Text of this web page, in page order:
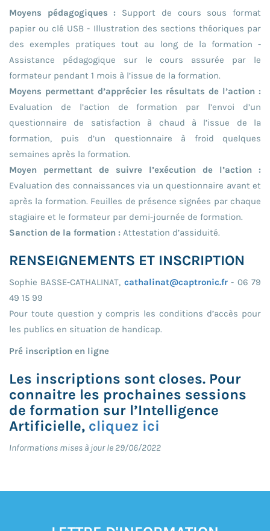
Moyens pédagogiques : Support de cours sous format
papier ou clé USB - Illustration des sections théoriques par
des exemples pratiques tout au long de la formation -
Assistance pédagogique sur le cours assurée par le
formateur pendant 1 mois à l’issue de la formation.
Moyens permettant d’apprécier les résultats de l’action :
Evaluation de l’action de formation par l’envoi d’un
questionnaire de satisfaction à chaud à l’issue de la
formation, puis d’un questionnaire à froid quelques
semaines après la formation.
Moyen permettant de suivre l’exécution de l’action :
Evaluation des connaissances via un questionnaire avant et
après la formation. Feuilles de présence signées par chaque
stagiaire et le formateur par demi-journée de formation.
Sanction de la formation : Attestation d’assiduité.
RENSEIGNEMENTS ET INSCRIPTION
Sophie BASSE-CATHALINAT, cathalinat@captronic.fr- 06 79
49 15 99
Pour toute question y compris les conditions d’accès pour
les publics en situation de handicap.
Pré inscription en ligne
Les inscriptions sont closes. Pour
connaitre les prochaines sessions
de formation sur l’Intelligence
Artificielle, cliquez ici
Informations mises à jour le 29/06/2022